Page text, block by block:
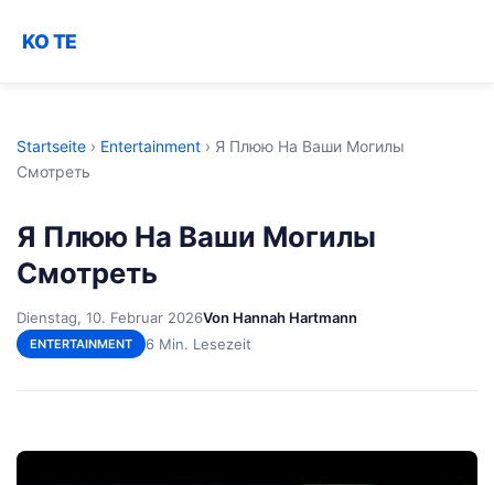
KO TE
Startseite › Entertainment › Я Плюю На Ваши Могилы
Смотреть
Я Плюю На Ваши Могилы
Смотреть
Dienstag, 10. Februar 2026Von Hannah Hartmann
ENTERTAINMENT 6 Min. Lesezeit